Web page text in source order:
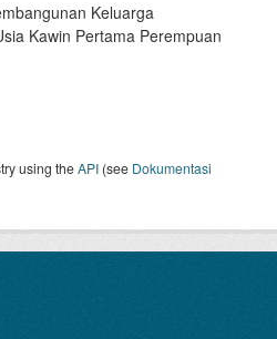
Keluarga
Kawin Pertama Perempuan
using theAPI (see Dokumentasi